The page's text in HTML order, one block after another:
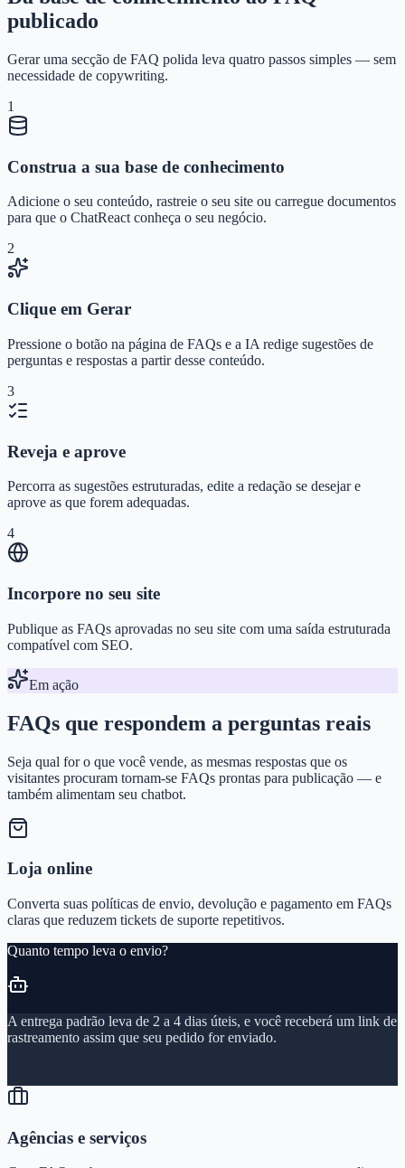
publicado
Gerar uma secção de FAQ polida leva quatro passos simples — sem
necessidade de copywriting.
1
Construa a sua base de conhecimento
Adicione o seu conteúdo, rastreie o seu site ou carregue documentos
para que o ChatReact conheça o seu negócio.
2
Clique em Gerar
Pressione o botão na página de FAQs e a IA redige sugestões de
perguntas e respostas a partir desse conteúdo.
3
Reveja e aprove
Percorra as sugestões estruturadas, edite a redação se desejar e
aprove as que forem adequadas.
4
Incorpore no seu site
Publique as FAQs aprovadas no seu site com uma saída estruturada
compatível com SEO.
Em ação
FAQs que respondem a perguntas reais
Seja qual for o que você vende, as mesmas respostas que os
visitantes procuram tornam-se FAQs prontas para publicação — e
também alimentam seu chatbot.
Loja online
Converta suas políticas de envio, devolução e pagamento em FAQs
claras que reduzem tickets de suporte repetitivos.
Quanto tempo leva o envio?
A entrega padrão leva de 2 a 4 dias úteis, e você receberá um link de
rastreamento assim que seu pedido for enviado.
Agências e serviços